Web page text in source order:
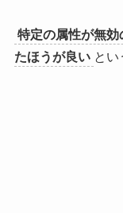
特定の属性が無
たほうが良い とい